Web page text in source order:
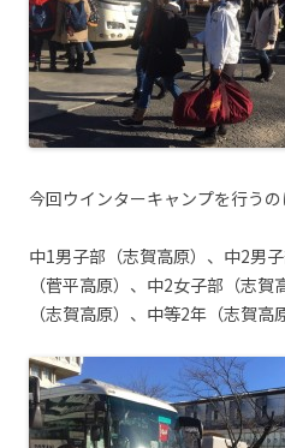
今回ウインターキャンプを行うの
中1男子部（志賀高原）、中2男
（菅平高原）、中2女子部（志
（志賀高原）、中等2年（志賀高原